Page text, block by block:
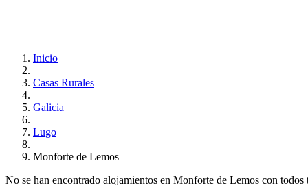
Inicio
Casas Rurales
Galicia
Lugo
Monforte de Lemos
No se han encontrado alojamientos en Monforte de Lemos con todos